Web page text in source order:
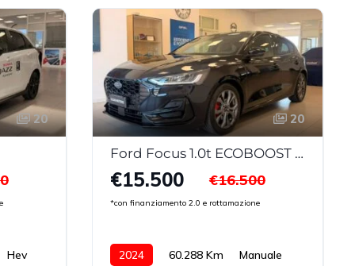
20
Hev
20
Ford Focus 1.0t ECOBOOST H ST-LINE
€15.500
*con finanziamento 2.0 e rottamazione
€16.500
2024 60.288 Km
Manuale